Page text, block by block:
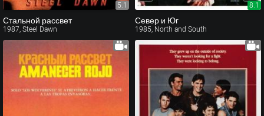
5.1
Стальной рассвет
1987, Steel Dawn
8.1
Север и Юг
1985, North and South